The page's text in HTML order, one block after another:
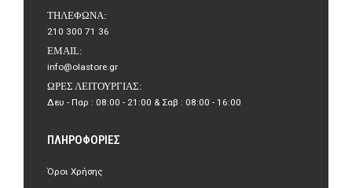
ΤΗΛΈΦΩΝΑ:
210 300 71 36
EMAIL:
info@olastore.gr
ΏΡΕΣ ΛΕΙΤΟΥΡΓΊΑΣ:
Δευ - Παρ : 08:00 - 21:00 & Σαβ : 08:00 - 16:00
ΠΛΗΡΟΦΟΡΊΕΣ
Όροι Χρήσης